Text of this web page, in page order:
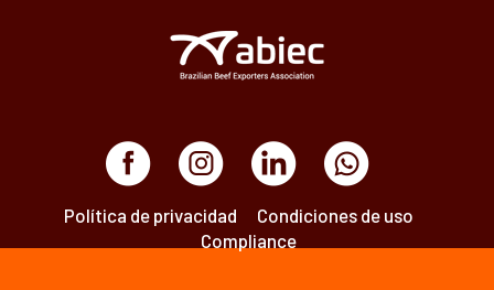
Política de privacidad
Condiciones de uso
Compliance